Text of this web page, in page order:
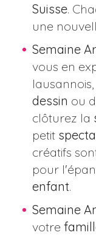
Suisse.
une
Semaine
vous en
dessin ou
clôturez la
petit
créatifs
pour
enfant.
Semaine
votre